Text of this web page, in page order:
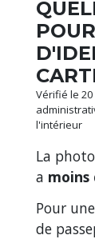
Vérifié le
l'intérieur
La
a moins
Pour
de